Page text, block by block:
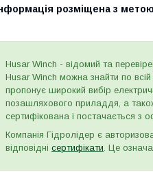
розміщена з
Husar Winch - відомий та
Husar Winch можна знайти по
пропонує широкий вибір
позашляхового приладдя, а
сертифікована і постачається з
Компанія Гідролідер є
відповідні сертифікати . Це